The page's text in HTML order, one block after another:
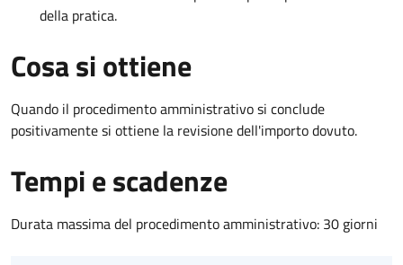
della pratica.
Cosa si ottiene
Quando il procedimento amministrativo si conclude
positivamente si ottiene la revisione dell'importo dovuto.
Tempi e scadenze
Durata massima del procedimento amministrativo: 30 giorni